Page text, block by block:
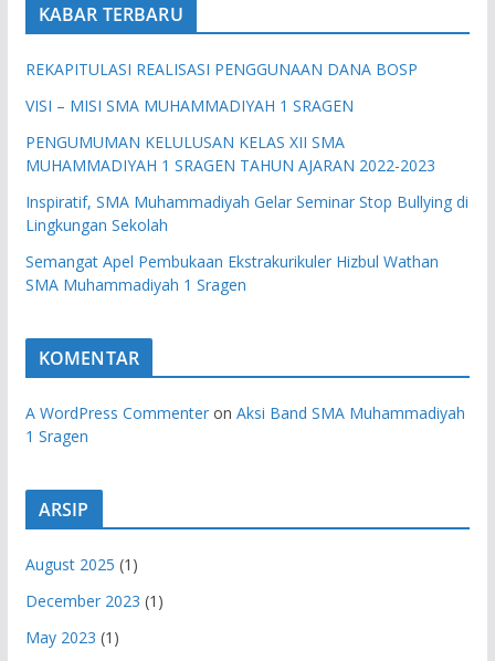
KABAR TERBARU
REKAPITULASI REALISASI PENGGUNAAN DANA BOSP
VISI – MISI SMA MUHAMMADIYAH 1 SRAGEN
PENGUMUMAN KELULUSAN KELAS XII SMA
MUHAMMADIYAH 1 SRAGEN TAHUN AJARAN 2022-2023
Inspiratif, SMA Muhammadiyah Gelar Seminar Stop Bullying di
Lingkungan Sekolah
Semangat Apel Pembukaan Ekstrakurikuler Hizbul Wathan
SMA Muhammadiyah 1 Sragen
KOMENTAR
A WordPress Commenteron Aksi Band SMA Muhammadiyah
1 Sragen
ARSIP
August 2025 (1)
December 2023 (1)
May 2023 (1)